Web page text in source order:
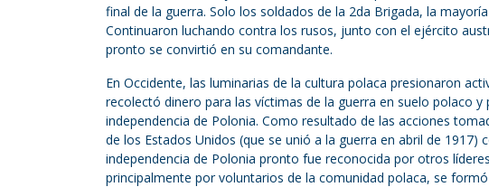
final de la guerra. Solo los soldados de la 2da Brigada, la
Continuaron luchando contra los rusos, junto con el ejército
pronto se convirtió en su comandante.
En Occidente, las luminarias de la cultura polaca presionaron
recolectó dinero para las víctimas de la guerra en suelo polaco
independencia de Polonia. Como resultado de las acciones
de los Estados Unidos (que se unió a la guerra en abril de
independencia de Polonia pronto fue reconocida por otros
principalmente por voluntarios de la comunidad polaca, se